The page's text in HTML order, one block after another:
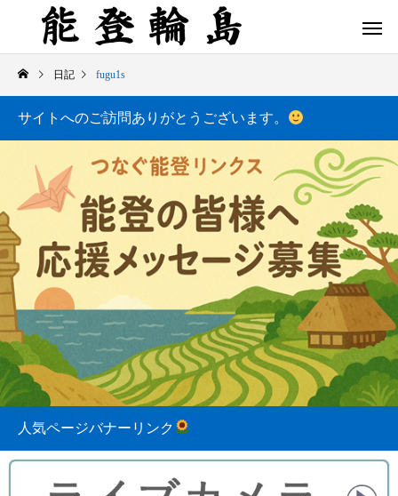
白米千枚田 あぜのきらめき（アルバム）
2023.08.31
今日の白米千枚田
日記 fugu1s
サイトへのご訪問ありがとうございます。
人気ページバナーリンク